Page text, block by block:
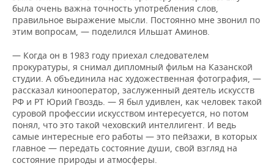
была очень важна точность употребления слов,
правильное выражение мысли. Постоянно мне звонил по
этим вопросам, — поделился Ильшат Аминов.
— Когда он в 1983 году приехал следователем
прокуратуры, я снимал дипломный фильм на Казанской
студии. А объединила нас художественная фотография, —
рассказал кинооператор, заслуженный деятель искусств
РФ и РТ Юрий Гвоздь. — Я был удивлен, как человек такой
суровой профессии искусством интересуется, но потом
понял, что это такой чеховский интеллигент. И ведь
самые интересные его работы — это пейзажи, в которых
главное — передать состояние души, свой взгляд на
состояние природы и атмосферы.